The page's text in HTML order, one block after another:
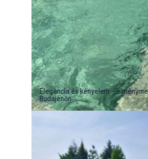
Elegancia és kényelem –
Budajenőn